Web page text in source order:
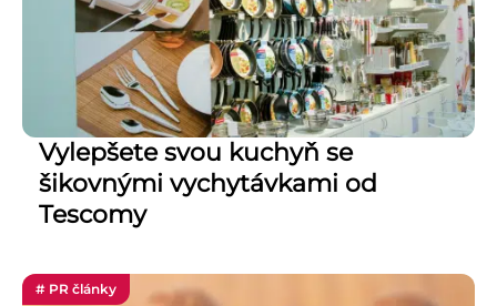
Vylepšete svou kuchyň se
šikovnými vychytávkami od
Tescomy
# PR články